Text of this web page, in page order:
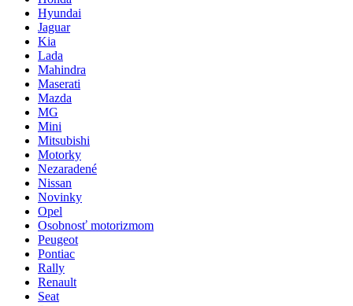
Hyundai
Jaguar
Kia
Lada
Mahindra
Maserati
Mazda
MG
Mini
Mitsubishi
Motorky
Nezaradené
Nissan
Novinky
Opel
Osobnosť motorizmom
Peugeot
Pontiac
Rally
Renault
Seat